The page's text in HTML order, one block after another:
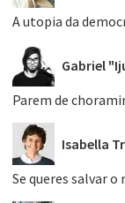
A utopia da
Gabriel
Parem de
Isabella
Se queres salvar